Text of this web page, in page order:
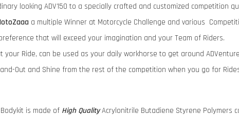
looking ADV150 to a specially crafted and customized competition
a multiple Winner at Motorcycle Challenge and various
that will exceed your imagination and your Team of Riders.
your Ride, can be used as your daily workhorse to get around
Out and Shine from the rest of the competition when you go for
Bodykit is made of High QualityAcrylonitrile Butadiene Styrene Polymers